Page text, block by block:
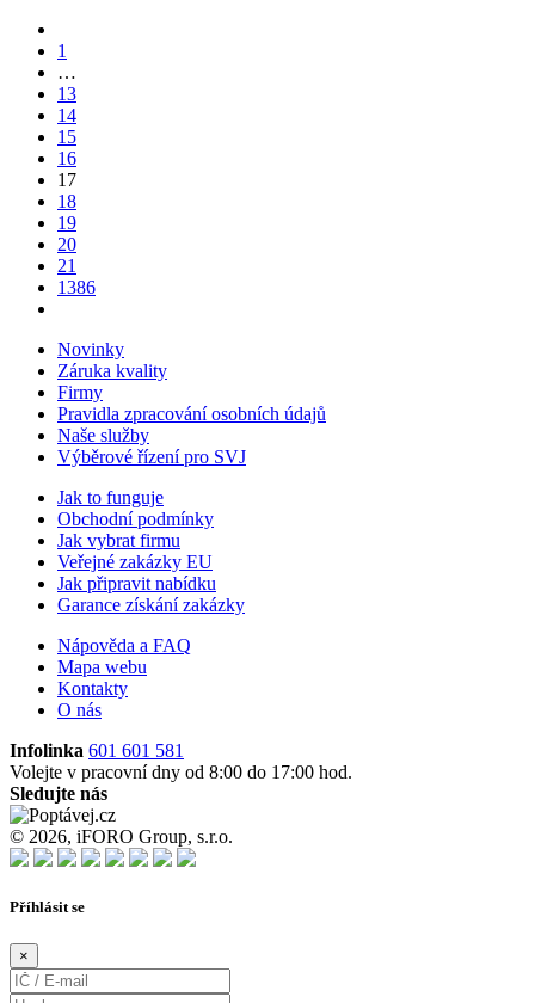
1
…
13
14
15
16
17
18
19
20
21
1386
Novinky
Záruka kvality
Firmy
Pravidla zpracování osobních údajů
Naše služby
Výběrové řízení pro SVJ
Jak to funguje
Obchodní podmínky
Jak vybrat firmu
Veřejné zakázky EU
Jak připravit nabídku
Garance získání zakázky
Nápověda a FAQ
Mapa webu
Kontakty
O nás
Infolinka 601 601 581
Volejte v pracovní dny od 8:00 do 17:00 hod.
Sledujte nás
© 2026, iFORO Group, s.r.o.
Příhlásit se
×